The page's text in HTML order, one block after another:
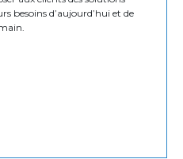
besoins d’aujourd’hui et de